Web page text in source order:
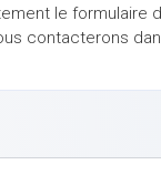
le formulaire
contacterons